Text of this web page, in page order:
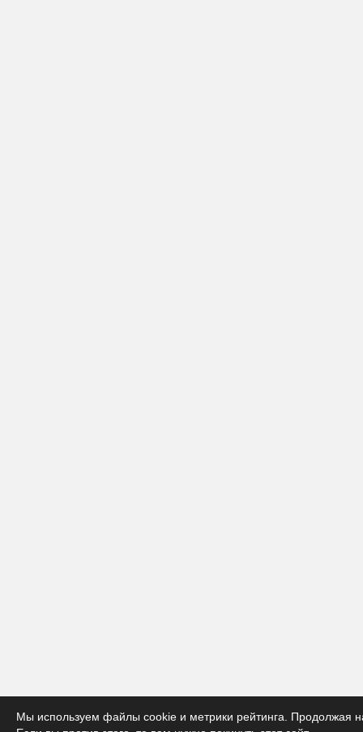
Мы используем файлы cookie и метрики рейтинга. Продолжая